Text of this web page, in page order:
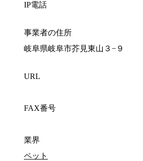
IP電話
事業者の住所
岐阜県岐阜市芥見東山３−９
URL
FAX番号
業界
ペット